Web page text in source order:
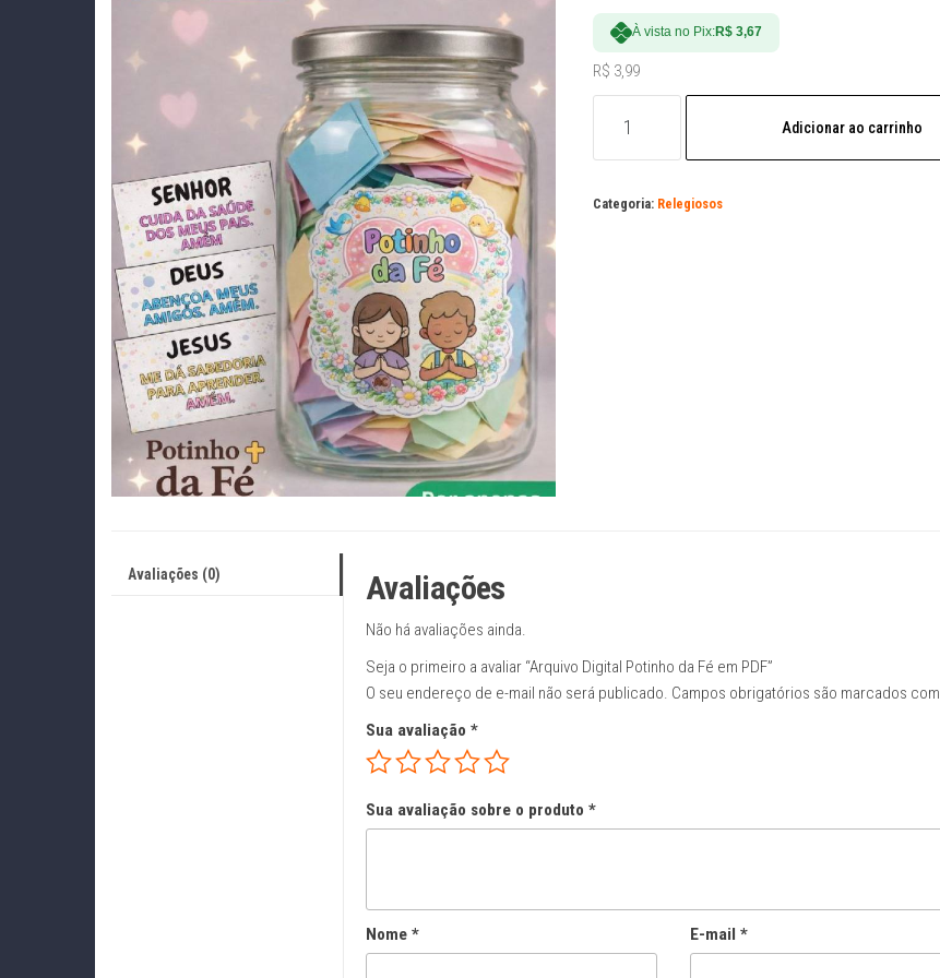
À vista no Pix:R$3,67
R$ 3,99
Digital
Potinho
Fé
Adicionar ao carrinho
Categoria: Relegiosos
Avaliações (0) Avaliações
Não há avaliações ainda.
Seja o primeiro a avaliar “Arquivo Digital Potinho da Fé em PDF”
O seu endereço de e-mail não será publicado. Campos obrigatórios são marcados com
Sua avaliação *
Sua avaliação sobre o produto *
Nome * E-mail*